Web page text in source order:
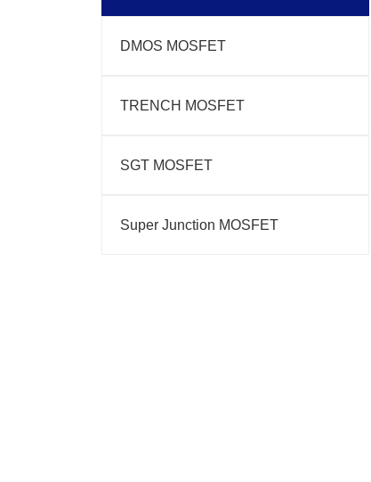
DMOS MOSFET
TRENCH MOSFET
SGT MOSFET
Super Junction MOSFET